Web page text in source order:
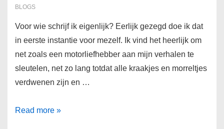
BLOGS
Voor wie schrijf ik eigenlijk? Eerlijk gezegd doe ik dat
in eerste instantie voor mezelf. Ik vind het heerlijk om
net zoals een motorliefhebber aan mijn verhalen te
sleutelen, net zo lang totdat alle kraakjes en morreltjes
verdwenen zijn en …
Van
Read more »